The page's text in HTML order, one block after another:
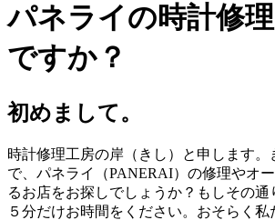
パネライの時計修
ですか？
初めまして。
時計修理工房の岸（きし）と申します。
で、パネライ（PANERAI）の修理やオ
るお店をお探しでしょうか？もしその通
５分だけお時間をください。おそらく